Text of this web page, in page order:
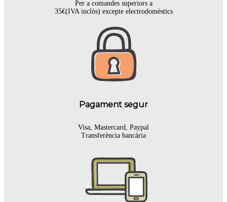
Per a comandes superiors a
35€(IVA inclòs) excepte electrodomèstics
Pagament segur
Visa, Mastercard, Paypal
Transferència bancària